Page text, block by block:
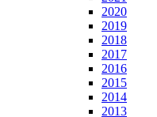
2020
2019
2018
2017
2016
2015
2014
2013